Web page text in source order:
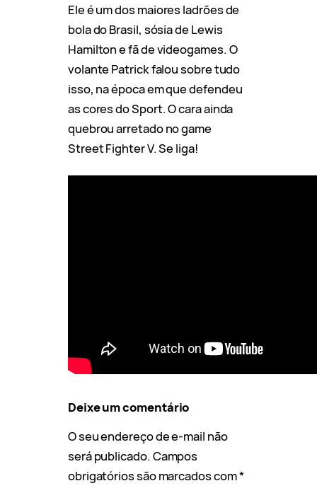
Ele é um dos maiores ladrões de
bola do Brasil, sósia de Lewis
Hamilton e fã de videogames. O
volante Patrick falou sobre tudo
isso, na época em que defendeu
as cores do Sport. O cara ainda
quebrou arretado no game
Street Fighter V. Se liga!
Deixe um comentário
O seu endereço de e-mail não
será publicado. Campos
obrigatórios são marcados com*